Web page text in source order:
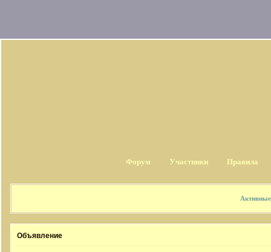
Форум Участники Правила
Объявление